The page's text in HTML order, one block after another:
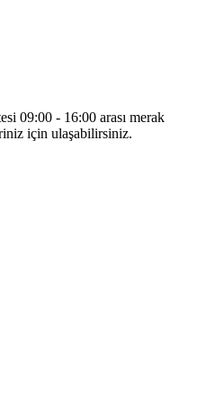
09:00 - 16:00 arası merak
için ulaşabilirsiniz.